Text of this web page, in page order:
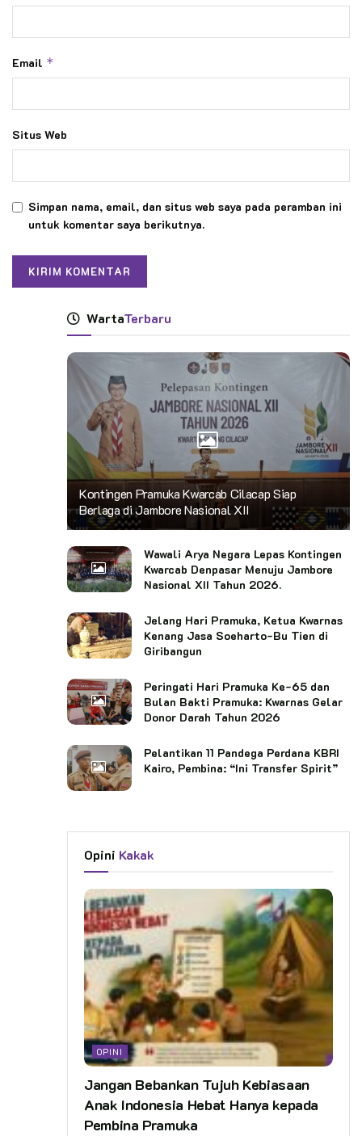
Email *
Situs Web
Simpan nama, email, dan situs web saya pada peramban ini
untuk komentar saya berikutnya.
WartaTerbaru
Kontingen Pramuka Kwarcab Cilacap Siap
Berlaga di Jambore Nasional XII
Wawali Arya Negara Lepas Kontingen
Kwarcab Denpasar Menuju Jambore
Nasional XII Tahun 2026.
Jelang Hari Pramuka, Ketua Kwarnas
Kenang Jasa Soeharto-Bu Tien di
Giribangun
Peringati Hari Pramuka Ke-65 dan
Bulan Bakti Pramuka: Kwarnas Gelar
Donor Darah Tahun 2026
Pelantikan 11 Pandega Perdana KBRI
Kairo, Pembina: “Ini Transfer Spirit”
Opini Kakak
OPINI
Jangan Bebankan Tujuh Kebiasaan
Anak Indonesia Hebat Hanya kepada
Pembina Pramuka